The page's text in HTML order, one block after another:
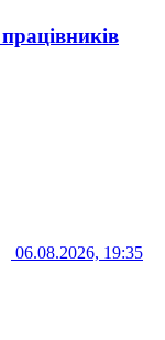
06.08.2026, 19:35